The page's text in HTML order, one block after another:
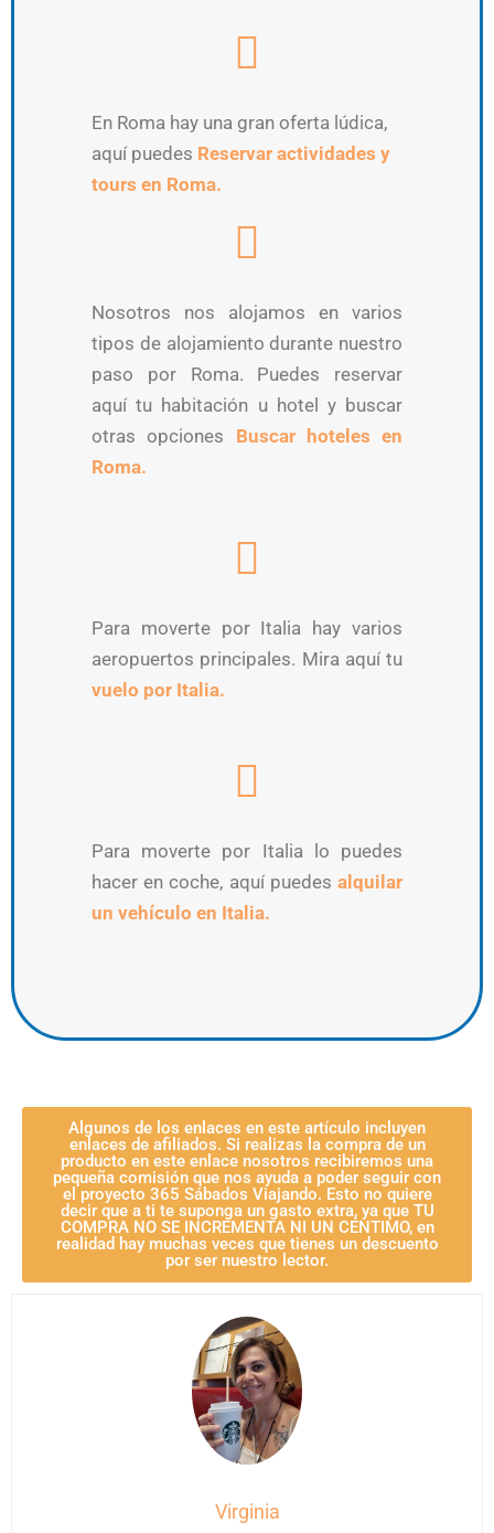
En Roma hay una gran oferta lúdica,
aquí puedes Reservar actividades y
tours en Roma.
Nosotros nos alojamos en varios
tipos de alojamiento durante nuestro
paso por Roma. Puedes reservar
aquí tu habitación u hotel y buscar
otras opciones Buscar hoteles en
Roma.
Para moverte por Italia hay varios
aeropuertos principales. Mira aquí tu
vuelo por Italia.
Para moverte por Italia lo puedes
hacer en coche, aquí puedes alquilar
un vehículo en Italia.
Algunos de los enlaces en este artículo incluyen
enlaces de afiliados. Si realizas la compra de un
producto en este enlace nosotros recibiremos una
pequeña comisión que nos ayuda a poder seguir con
el proyecto 365 Sábados Viajando. Esto no quiere
decir que a ti te suponga un gasto extra, ya que TU
COMPRA NO SE INCREMENTA NI UN CÉNTIMO, en
realidad hay muchas veces que tienes un descuento
por ser nuestro lector.
Virginia